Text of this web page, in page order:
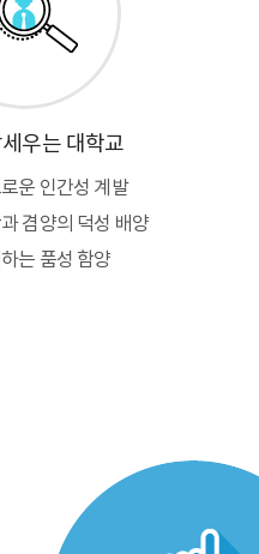
우는 대학교
운 인간성 계발
겸양의 덕성 배양
는 품성 함양